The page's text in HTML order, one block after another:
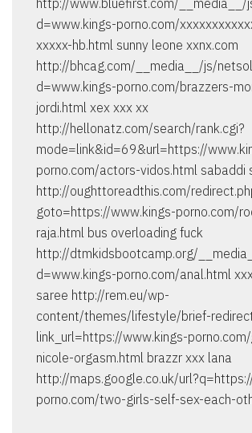
http://www.bluefirst.com/
d=www.kings-porno.com/
xxxxx-hb.html sunny leone xxnx.com
http://bhcag.com/__media__/js/
d=www.kings-porno.com/brazzers-
jordi.html xex xxx xx
http://hellonatz.com/search/rank.cgi?
mode=link&id=69&url=https://
porno.com/actors-vidos.html sabaddi
http://oughttoreadthis.com/
goto=https://www.kings-porno.com/
raja.html bus overloading fuck
http://dtmkidsbootcamp.org/
d=www.kings-porno.com/anal.html
saree http://rem.eu/wp-
content/themes/lifestyle/brief-
link_url=https://www.kings-
nicole-orgasm.html brazzr xxx lana
http://maps.google.co.uk/
porno.com/two-girls-self-sex-each-